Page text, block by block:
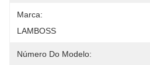
Marca:
LAMBOSS
Número Do Modelo: